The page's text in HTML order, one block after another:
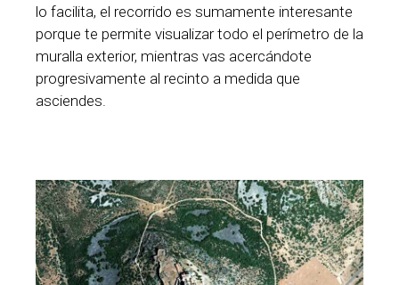
lo facilita, el recorrido es sumamente interesante
porque te permite visualizar todo el perímetro de la
muralla exterior, mientras vas acercándote
progresivamente al recinto a medida que
asciendes.